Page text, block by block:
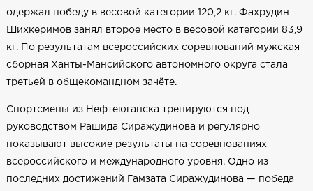
одержал победу в весовой категории 120,2 кг. Фахрудин
Шихкеримов занял второе место в весовой категории 83,9
кг. По результатам всероссийских соревнований мужская
сборная Ханты-Мансийского автономного округа стала
третьей в общекомандном зачёте.
Спортсмены из Нефтеюганска тренируются под
руководством Рашида Сиражудинова и регулярно
показывают высокие результаты на соревнованиях
всероссийского и международного уровня. Одно из
последних достижений Гамзата Сиражудинова — победа